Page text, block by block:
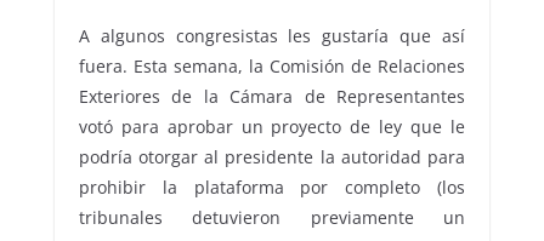
A algunos congresistas les gustaría que así
fuera. Esta semana, la Comisión de Relaciones
Exteriores de la Cámara de Representantes
votó para aprobar un proyecto de ley que le
podría otorgar al presidente la autoridad para
prohibir la plataforma por completo (los
tribunales detuvieron previamente un